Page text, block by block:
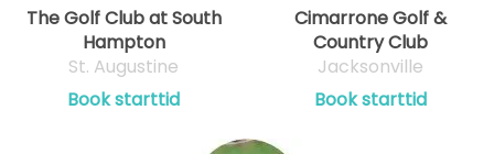
The Golf Club at South
Hampton
St. Augustine
Book starttid
Cimarrone Golf &
Country Club
Jacksonville
Book starttid